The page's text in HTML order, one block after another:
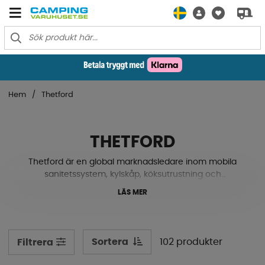
Hem Thetford
THETFORD
Thetford är en global marknadsledare inom mobila
sanitetssystem, kylskåp, köksutrustning och
toalettillbehör. Vi nöjer oss inte med framgång - vi
underhållsprodukter utvecklas i egna laboratorier, och
alla produkter testas i våra interna anläggningar. Med
LÄS MER
Filtrera Sortera 102 produkter